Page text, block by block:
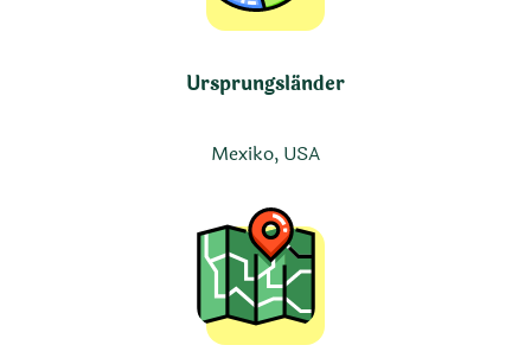
Ursprungsländer
Mexiko, USA